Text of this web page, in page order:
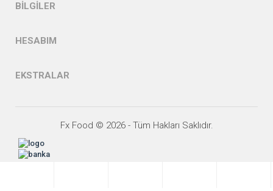
BILGILER
HESABIM
EKSTRALAR
Fx Food © 2026 - Tüm Hakları Saklıdır.